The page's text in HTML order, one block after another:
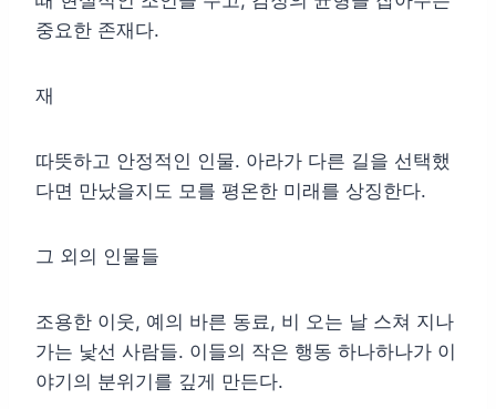
중요한 존재다.
재
따뜻하고 안정적인 인물. 아라가 다른 길을 선택했
다면 만났을지도 모를 평온한 미래를 상징한다.
그 외의 인물들
조용한 이웃, 예의 바른 동료, 비 오는 날 스쳐 지나
가는 낯선 사람들. 이들의 작은 행동 하나하나가 이
야기의 분위기를 깊게 만든다.